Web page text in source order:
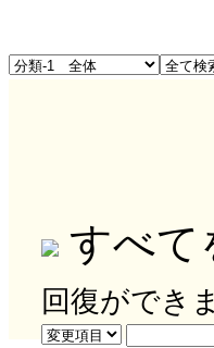
すべて
回復ができ